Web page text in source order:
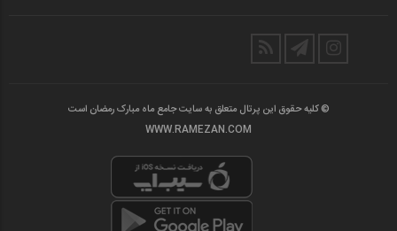
© کلیه حقوق این پرتال متعلق به سایت جامع ماه مبارک رمضان است
WWW.RAMEZAN.COM